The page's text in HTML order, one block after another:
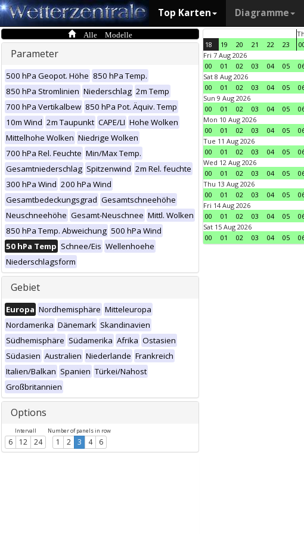
Top Karten Diagramme
Alle Modelle
Parameter
500 hPa Geopot. Höhe 850 hPa Temp.
850 hPa Stromlinien Niederschlag 2m Temp
700 hPa Vertikalbew 850 hPa Pot. Äquiv. Temp
10m Wind 2m Taupunkt CAPE/LI Hohe Wolken
Mittelhohe Wolken Niedrige Wolken
700 hPa Rel. Feuchte Min/Max Temp.
Gesamtniederschlag Spitzenwind 2m Rel. feuchte
300 hPa Wind 200 hPa Wind
Gesamtbedeckungsgrad Gesamtschneehöhe
Neuschneehöhe Gesamt-Neuschnee Mittl. Wolken
850 hPa Temp. Abweichung 500 hPa Wind
50 hPa Temp Schnee/Eis Wellenhoehe
Niederschlagsform
Gebiet
Europa Nordhemisphäre Mitteleuropa
Nordamerika Dänemark Skandinavien
Südhemisphäre Südamerika Afrika Ostasien
Südasien Australien Niederlande Frankreich
Italien/Balkan Spanien Türkei/Nahost
Großbritannien
Options
Intervall
6 12 24
Number of panels in row
1 2 3 4 6
18 19 20 21 22 23
Fri 7 Aug 2026
00
01 02 03 04 05
Sat 8 Aug 2026
00
01 02 03 04 05
Sun 9 Aug 2026
00
01 02 03 04 05
Mon 10 Aug 2026
00
01 02 03 04 05
Tue 11 Aug 2026
00
01 02 03 04 05
Wed 12 Aug 2026
00
01 02 03 04 05
Thu 13 Aug 2026
00
01 02 03 04 05
Fri 14 Aug 2026
00
01 02 03 04 05
Sat 15 Aug 2026
00
01 02 03 04 05